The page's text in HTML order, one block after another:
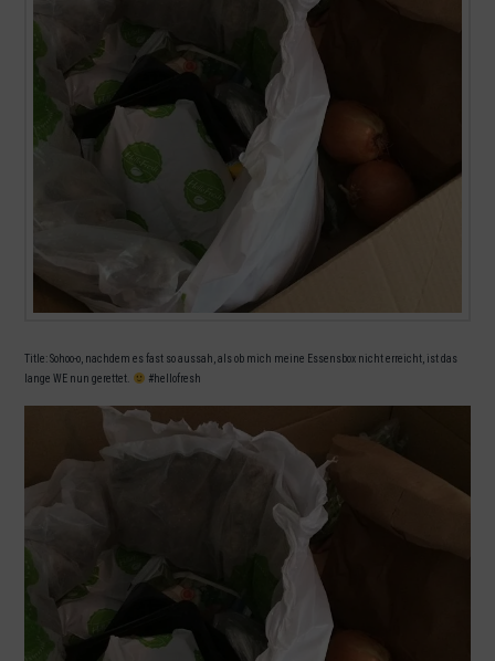
Title: Sohoo-o, nachdem es fast so aussah, als ob mich meine Essensbox nicht erreicht, ist das
lange WE nun gerettet.
#hellofresh